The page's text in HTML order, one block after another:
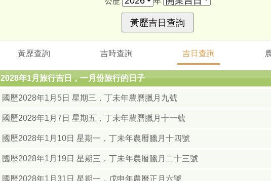
黃歷查詢 吉時查詢 吉日查詢
2028年1月旅行吉日，一月份旅行的日子
國歷2028年1月5日 星期三，丁未年農曆臘月九號
國歷2028年1月7日 星期五，丁未年農曆臘月十一號
國歷2028年1月10日 星期一，丁未年農曆臘月十四號
國歷2028年1月19日 星期三，丁未年農曆臘月二十三號
國歷2028年1月31日 星期一，戊申年農曆正月六號